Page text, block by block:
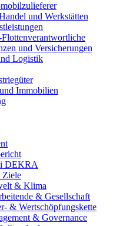
und Werkstätten
und Versicherungen
Logistik
Immobilien
DEKRA
Ziele
& Klima
& Gesellschaft
& Wertschöpfungskette
& Governance